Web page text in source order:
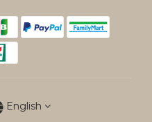
English